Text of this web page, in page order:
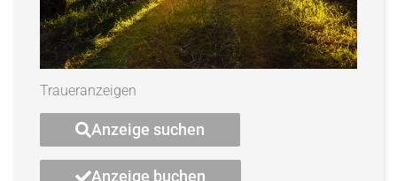
Traueranzeigen
Anzeige suchen
Anzeige buchen